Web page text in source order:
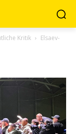
Kritik
Elsaev-